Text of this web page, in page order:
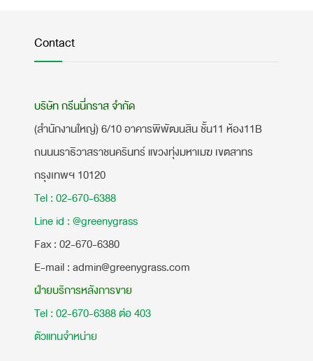
Contact
บริษัท กรีนนี่กราส จำกัด
(สำนักงานใหญ่) 6/10 อาคารพิพัฒนสิน ชั้น11 ห้อง11B
ถนนนราธิวาสราชนครินทร์ แขวงทุ่งมหาเมฆ เขตสาทร
กรุงเทพฯ 10120
Tel : 02-670-6388
Line id : @greenygrass
​Fax : 02-670-6380
E-mail : admin@greenygrass.com
ฝ่ายบริการหลังการขาย
Tel : 02-670-6388 ต่อ 403
ตัวแทนจำหน่าย